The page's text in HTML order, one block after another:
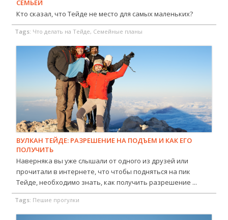
СЕМЬЕЙ
Кто сказал, что Тейде не место для самых маленьких?
Tags: Что делать на Тейде, Семейные планы
ВУЛКАН ТЕЙДЕ: РАЗРЕШЕНИЕ НА ПОДЪЕМ И КАК ЕГО
ПОЛУЧИТЬ
Наверняка вы уже слышали от одного из друзей или
прочитали в интернете, что чтобы подняться на пик
Тейде, необходимо знать, как получить разрешение ...
Tags: Пешие прогулки